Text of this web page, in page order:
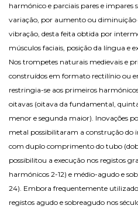
harmónico e parciais pares e impares
variação, por aumento ou diminuição
vibração, desta feita obtida por
músculos faciais, posição da língua e
Nos trompetes naturais medievais e
construídos em formato rectilínio ou
restringia-se aos primeiros
oitavas (oitava da fundamental,
menor e segunda maior). Inovações
metal possibilitaram a construção
com duplo comprimento do tubo
possibilitou a execução nos registos
harmónicos 2-12) e médio-agudo e
24). Embora frequentemente
registos agudo e sobreagudo nos